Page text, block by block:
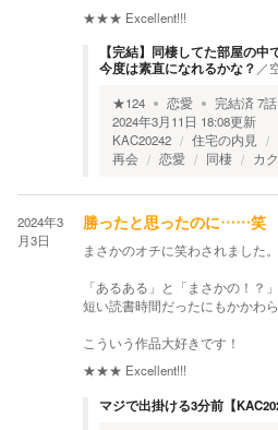
★★★ Excellent!!!
【完結】同棲してた部屋の中
今度は素直になれるかな？ ／
★124 恋愛 完結済7話
2024年3月11日 18:08更新
KAC20242
住宅の内見
再会
恋愛 同棲 カ
2024年3
月3日
勝ったと思ったのに……笑
まさかのオチに笑わされました。
「あるある」と「まさかの！？
短い読書時間だったにもかかわ
こういう作品大好きです！
★★★ Excellent!!!
マジで出掛ける3分前【